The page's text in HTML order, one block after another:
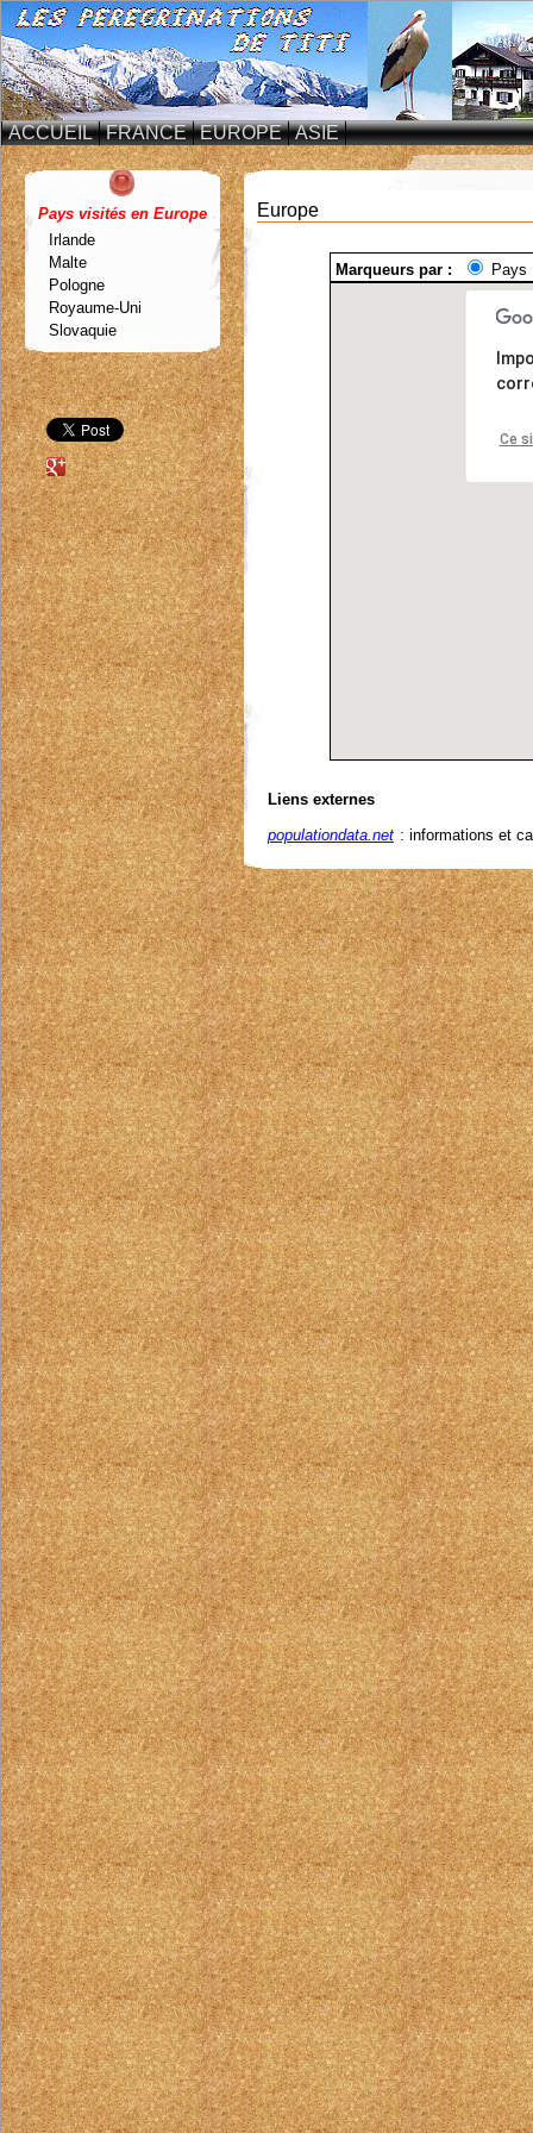
ACCUEIL FRANCE EUROPE ASIE
Pays visités en Europe
Irlande
Malte
Pologne
Royaume-Uni
Slovaquie
Europe
Marqueurs par : Pays
Ce
Liens externes
populationdata.net : informations et